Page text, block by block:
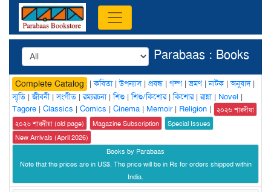
Parabaas : Books
Complete Catalog |কবিতা|উপন্যাস| প্রবন্ধ | গল্প |ভ্রমণ|নাটক |অনুবাদ|
স্মৃতি |জীবনী|সংগীত |রম্যরচনা|শিশু |শিশু/কিশোর|কিশোর|রান্না| Novel |
Tagore | Classics | Comics | Cinema | Memoir| Religion |
২০২৬ শারদীয়া
২০২৬ শারদীয়া (old page)
Magazine Subscription
Special Issues
New Arrivals (April 2026)
Books by Parabaas
Note that the prices are in US$. The price will be in Rs for orders shipped within
India.